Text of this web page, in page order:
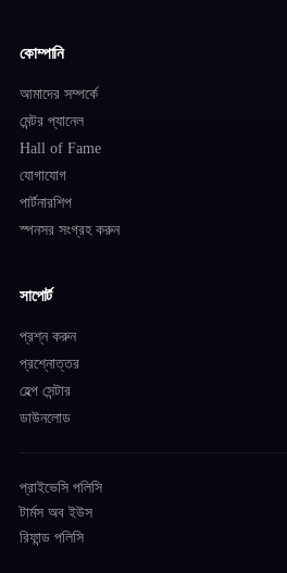
কোম্পানি
আমাদের সম্পর্কে
মেন্টর প্যানেল
Hall of Fame
যোগাযোগ
পার্টনারশিপ
স্পনসর সংগ্রহ করুন
সাপোর্ট
প্রশ্ন করুন
প্রশ্নোত্তর
হেল্প সেন্টার
ডাউনলোড
প্রাইভেসি পলিসি
টার্মস অব ইউস
রিফান্ড পলিসি